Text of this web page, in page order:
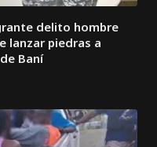
delito hombre
lanzar piedras a
Baní